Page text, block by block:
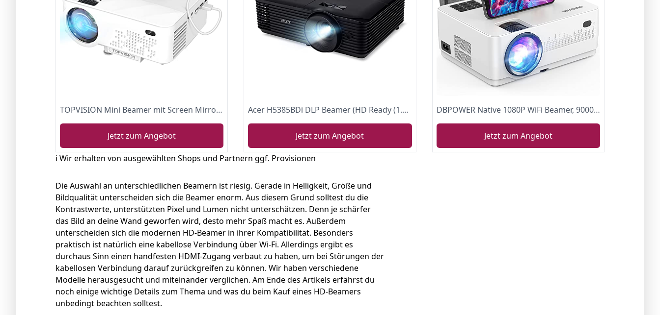
TOPVISION Mini Beamer mit Screen Mirroring, 7000 Lumen Heimkino Beamer Full HD 1080P Video Beamer mit 240" Display, 90000 Stunden LCD Beamer kompatibel mit HDMI/USB/SD/AV/VGA
Jetzt zum Angebot
Acer H5385BDi DLP Beamer (HD Ready (1.280 x 720 Pixel) 4.000 ANSI Lumen, 20.000:1 Kontrast, 3D, Keystone, 3 Watt Lautsprecher, HDMI (HDCP), Audio Anschluss) Home Cinema
Jetzt zum Angebot
DBPOWER Native 1080P WiFi Beamer, 9000LM Full HD Heimkino-Beamer, 250" Dispaly Video-Beamer mit Keystone-Zoom, Tragbarer Bluetooh Projektor mit Tragetasche, kompatibel mit Smartphone, TV-Stick, HDMI
Jetzt zum Angebot
ℹ️ Wir erhalten von ausgewählten Shops und Partnern ggf. Provisionen
Die Auswahl an unterschiedlichen Beamern ist riesig. Gerade in Helligkeit, Größe und
Bildqualität unterscheiden sich die Beamer enorm. Aus diesem Grund solltest du die
Kontrastwerte, unterstützten Pixel und Lumen nicht unterschätzen. Denn je schärfer
das Bild an deine Wand geworfen wird, desto mehr Spaß macht es. Außerdem
unterscheiden sich die modernen HD-Beamer in ihrer Kompatibilität. Besonders
praktisch ist natürlich eine kabellose Verbindung über Wi-Fi. Allerdings ergibt es
durchaus Sinn einen handfesten HDMI-Zugang verbaut zu haben, um bei Störungen der
kabellosen Verbindung darauf zurückgreifen zu können. Wir haben verschiedene
Modelle herausgesucht und miteinander verglichen. Am Ende des Artikels erfährst du
noch einige wichtige Details zum Thema und was du beim Kauf eines HD-Beamers
unbedingt beachten solltest.